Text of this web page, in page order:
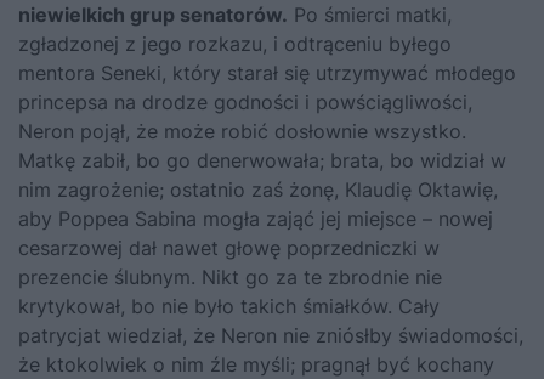
niewielkich grup senatorów. Po śmierci matki,
zgładzonej z jego rozkazu, i odtrąceniu byłego
mentora Seneki, który starał się utrzymywać młodego
princepsa na drodze godności i powściągliwości,
Neron pojął, że może robić dosłownie wszystko.
Matkę zabił, bo go denerwowała; brata, bo widział w
nim zagrożenie; ostatnio zaś żonę, Klaudię Oktawię,
aby Poppea Sabina mogła zająć jej miejsce – nowej
cesarzowej dał nawet głowę poprzedniczki w
prezencie ślubnym. Nikt go za te zbrodnie nie
krytykował, bo nie było takich śmiałków. Cały
patrycjat wiedział, że Neron nie zniósłby świadomości,
że ktokolwiek o nim źle myśli; pragnął być kochany